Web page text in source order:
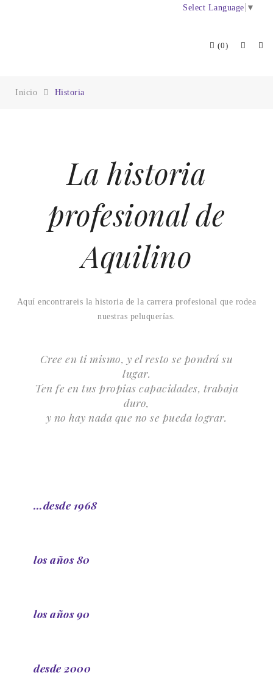
Select Language ▼
(0)
Inicio Historia
La historia
profesional de
Aquilino
Aquí encontrareis la historia de la carrera profesional que rodea
nuestras peluquerías.
Cree en ti mismo, y el resto se pondrá su
lugar.
Ten fe en tus propias capacidades, trabaja
duro,
y no hay nada que no se pueda lograr.
…desde 1968
los años 80
los años 90
desde 2000